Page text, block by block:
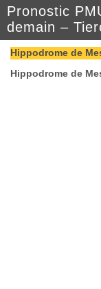
Pronostic
demain –
Hippodrome de
Hippodrome de